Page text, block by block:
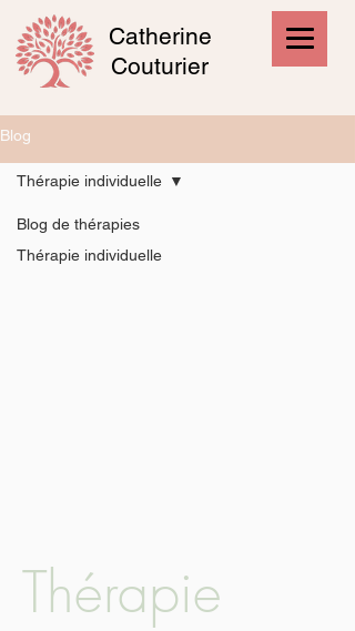
Catherine
Couturier
Blog
Blog de thérapies
Thérapie individuelle
Thérapie individuelle
Thérapie